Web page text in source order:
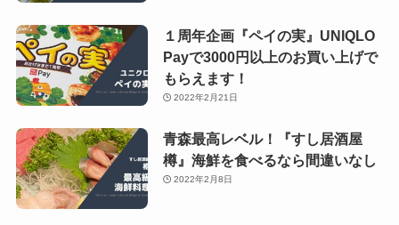
１周年企画『ペイの実』UNIQLO
Payで3000円以上のお買い上げで
もらえます！
2022年2月21日
青森最高レベル！『すし居酒屋
樽』海鮮を食べるなら間違いなし
2022年2月8日